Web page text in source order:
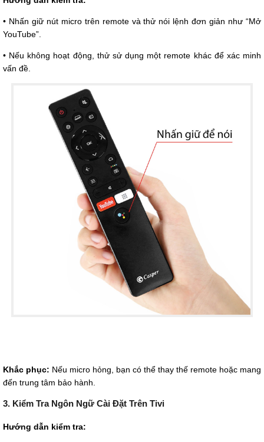
• Nhấn giữ nút micro trên remote và thử nói lệnh đơn giản như “Mở
YouTube”.
• Nếu không hoạt động, thử sử dụng một remote khác để xác minh
vấn đề.
Khắc phục: Nếu micro hỏng, bạn có thể thay thế remote hoặc mang
đến trung tâm bảo hành.
3. Kiểm Tra Ngôn Ngữ Cài Đặt Trên Tivi
Hướng dẫn kiểm tra: